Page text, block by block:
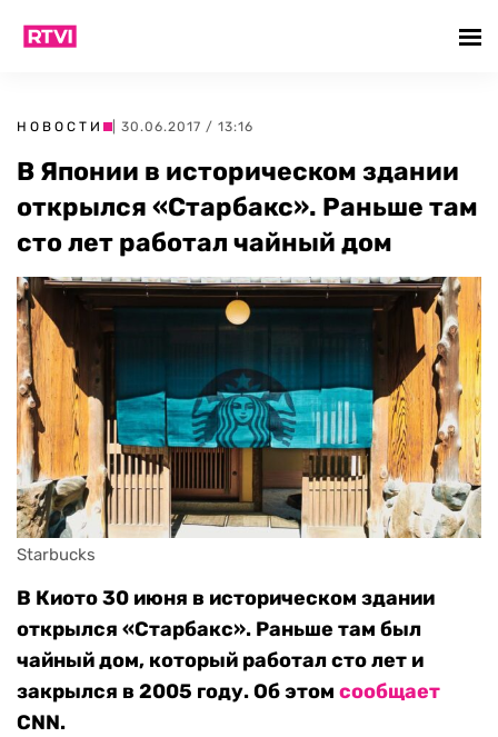
НОВОСТИ | 30.06.2017 / 13:16
В Японии в историческом здании
открылся «Старбакс». Раньше там
сто лет работал чайный дом
Starbucks
В Киото 30 июня в историческом здании
открылся «Старбакс». Раньше там был
чайный дом, который работал сто лет и
закрылся в 2005 году. Об этом сообщает
CNN.